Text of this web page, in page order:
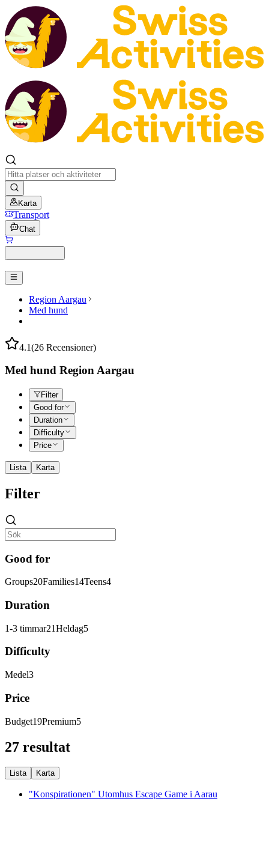
Karta
Transport
Chat
Region Aargau
Med hund
4.1(26 Recensioner)
Med hund Region Aargau
Filter
Good for
Duration
Difficulty
Price
Lista Karta
Filter
Good for
Groups20Families14Teens4
Duration
1-3 timmar21Heldag5
Difficulty
Medel3
Price
Budget19Premium5
27 resultat
Lista Karta
"Konspirationen" Utomhus Escape Game i Aarau